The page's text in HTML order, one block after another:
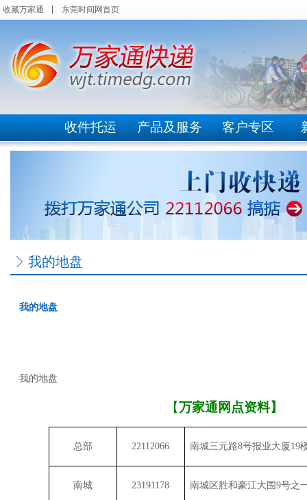
收藏万家通 东莞时间网首页
收件托运 产品及服务 客户专区
我的地盘
我的地盘
我的地盘
【万家通网点资料】
总部 22112066 南城三元路8号报业大厦19
南城 23191178 南城区胜和豪江大围 9号之